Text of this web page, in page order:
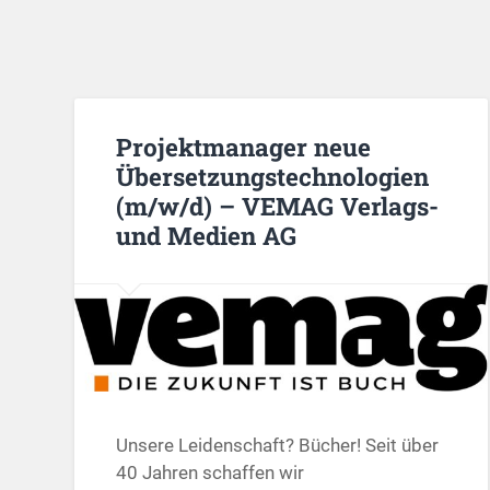
Projektmanager neue
Übersetzungstechnologien
(m/w/d) – VEMAG Verlags-
und Medien AG
Unsere Leidenschaft? Bücher! Seit über
40 Jahren schaffen wir